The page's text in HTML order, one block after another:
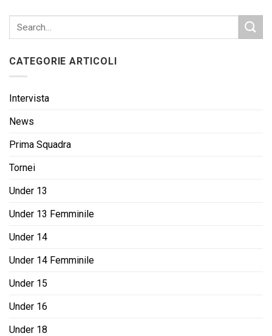
CATEGORIE ARTICOLI
Intervista
News
Prima Squadra
Tornei
Under 13
Under 13 Femminile
Under 14
Under 14 Femminile
Under 15
Under 16
Under 18